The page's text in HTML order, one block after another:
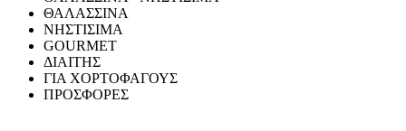
ΘΑΛΑΣΣΙΝΑ
ΝΗΣΤΙΣΙΜΑ
GOURMET
ΔΙΑΙΤΗΣ
ΓΙΑ ΧΟΡΤΟΦΑΓΟΥΣ
ΠΡΟΣΦΟΡΕΣ